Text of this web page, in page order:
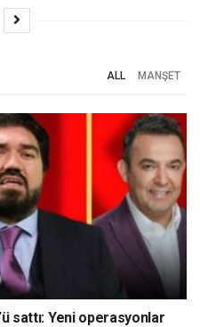
ALL MANŞET
sattı: Yeni operasyonlar